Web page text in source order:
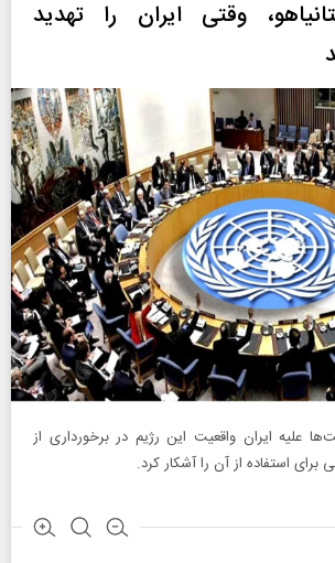
وقتی ایران را تهدید
علیه ایران واقعیت این رژیم در برخورداری از
استفاده از آن را آشکار کرد.